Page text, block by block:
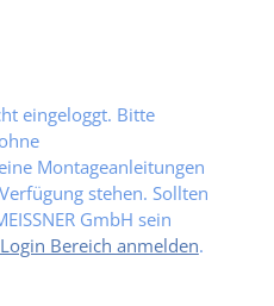
eingeloggt. Bitte
Montageanleitungen
stehen. Sollten
GmbH sein
Bereich anmelden.